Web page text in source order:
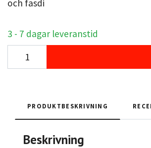
och fasdi
3 - 7 dagar leveranstid
PRODUKTBESKRIVNING
Beskrivning